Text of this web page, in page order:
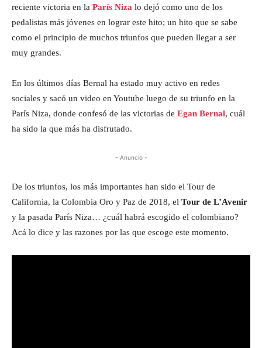
reciente victoria en la París Niza lo dejó como uno de los
pedalistas más jóvenes en lograr este hito; un hito que se sabe
como el principio de muchos triunfos que pueden llegar a ser
muy grandes.
En los últimos días Bernal ha estado muy activo en redes
sociales y sacó un video en Youtube luego de su triunfo en la
París Niza, donde confesó de las victorias de Egan Bernal, cuál
ha sido la que más ha disfrutado.
- Anuncio -
De los triunfos, los más importantes han sido el Tour de
California, la Colombia Oro y Paz de 2018, el Tour de L’Avenir
y la pasada París Niza… ¿cuál habrá escogido el colombiano?
Acá lo dice y las razones por las que escoge este momento.